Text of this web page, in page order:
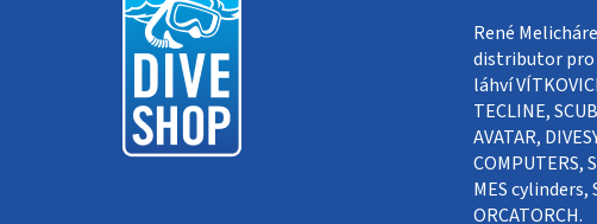
René
distributor pro
láhví
TECLINE,
AVATAR,
COMPUTERS,
MES cylinders,
ORCATORCH.